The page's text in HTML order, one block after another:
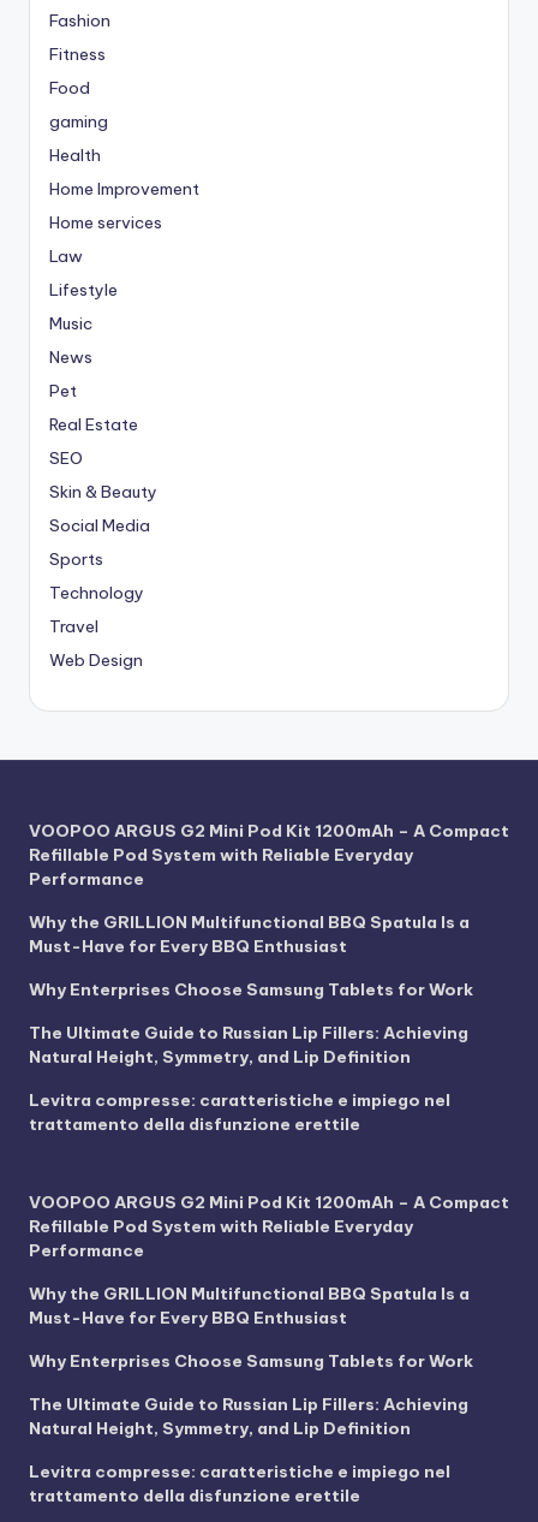
Fashion
Fitness
Food
gaming
Health
Home Improvement
Home services
Law
Lifestyle
Music
News
Pet
Real Estate
SEO
Skin & Beauty
Social Media
Sports
Technology
Travel
Web Design
VOOPOO ARGUS G2 Mini Pod Kit 1200mAh – A Compact
Refillable Pod System with Reliable Everyday
Performance
Why the GRILLION Multifunctional BBQ Spatula Is a
Must-Have for Every BBQ Enthusiast
Why Enterprises Choose Samsung Tablets for Work
The Ultimate Guide to Russian Lip Fillers: Achieving
Natural Height, Symmetry, and Lip Definition
Levitra compresse: caratteristiche e impiego nel
trattamento della disfunzione erettile
VOOPOO ARGUS G2 Mini Pod Kit 1200mAh – A Compact
Refillable Pod System with Reliable Everyday
Performance
Why the GRILLION Multifunctional BBQ Spatula Is a
Must-Have for Every BBQ Enthusiast
Why Enterprises Choose Samsung Tablets for Work
The Ultimate Guide to Russian Lip Fillers: Achieving
Natural Height, Symmetry, and Lip Definition
Levitra compresse: caratteristiche e impiego nel
trattamento della disfunzione erettile